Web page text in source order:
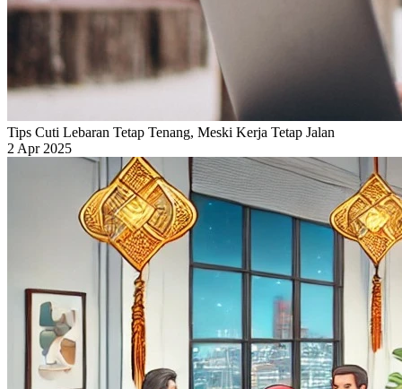
Tips Cuti Lebaran Tetap Tenang, Meski Kerja Tetap Jalan
2 Apr 2025